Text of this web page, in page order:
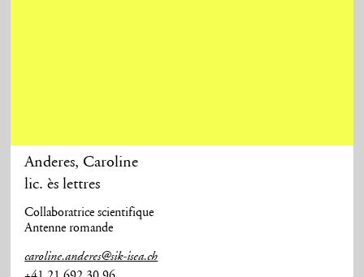
Anderes,Caroline
lic. ès lettres
Collaboratrice scientifique
Antenne romande
caroline.anderes@sik-isea.ch